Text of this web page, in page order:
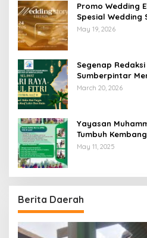
Promo Wedding
Spesial Wedding
Swiss-Belhotel
May 19, 2026
Segenap
Sumberpintar
Raya Idul Fitri
March 20, 2026
Yayasan
Tumbuh
Cerdas dan
May 11, 2025
Berita Daerah